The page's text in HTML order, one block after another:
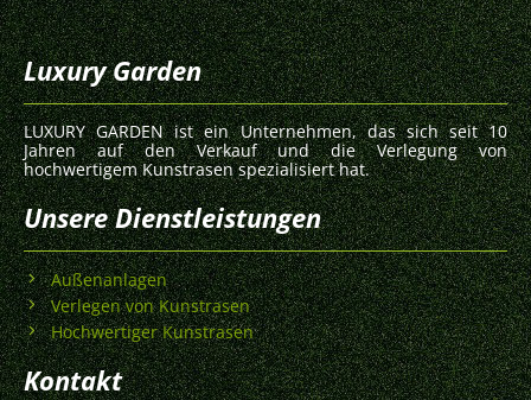
Luxury Garden
LUXURY GARDEN ist ein Unternehmen, das sich seit 10
Jahren auf den Verkauf und die Verlegung von
hochwertigem Kunstrasen spezialisiert hat.
Unsere Dienstleistungen
Außenanlagen
Verlegen von Kunstrasen
Hochwertiger Kunstrasen
Kontakt